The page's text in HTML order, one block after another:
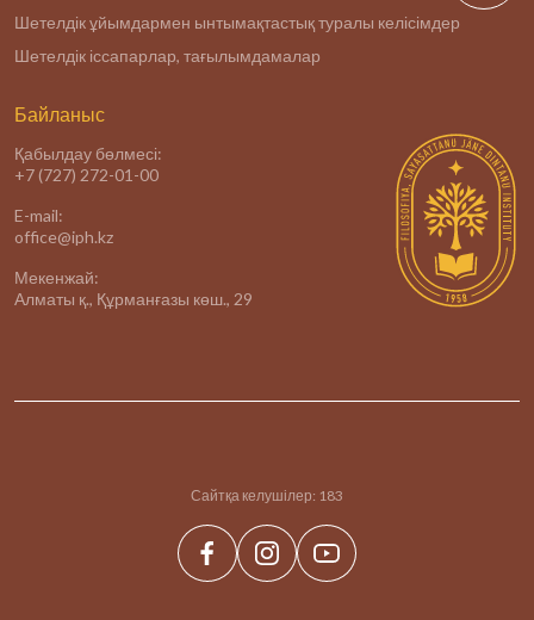
Шетелдік ұйымдармен ынтымақтастық туралы келісімдер
Шетелдік іссапарлар, тағылымдамалар
Байланыс
Қабылдау бөлмесі:
+7 (727) 272-01-00
E-mail:
office@iph.kz
Мекенжай:
Алматы қ., Құрманғазы көш., 29
Сайтқа келушілер: 183